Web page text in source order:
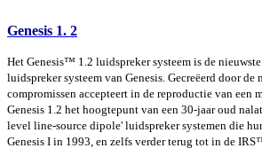
Genesis 1. 2
Het Genesis™ 1.2 luidspreker systeem is de
luidspreker systeem van Genesis. Gecreëerd door
compromissen accepteert in de reproductie van een
Genesis 1.2 het hoogtepunt van een 30-jaar oud
level line-source dipole' luidspreker systemen die
Genesis I in 1993, en zelfs verder terug tot in de